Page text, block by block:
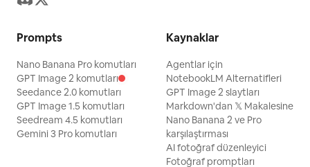
Prompts
Nano Banana Pro komutları
GPT Image 2 komutları
Seedance 2.0 komutları
GPT Image 1.5 komutları
Seedream 4.5 komutları
Gemini 3 Pro komutları
Kaynaklar
Agentlar için
NotebookLM Alternatifleri
GPT Image 2 slaytları
Markdown'dan 𝕏 Makalesine
Nano Banana 2 ve Pro
karşılaştırması
AI fotoğraf düzenleyici
Fotoğraf promptları